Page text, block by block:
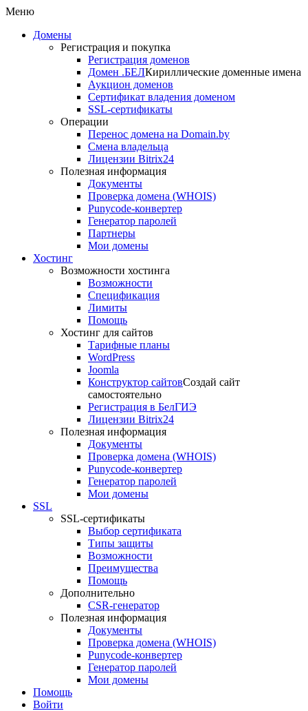
Меню
Домены
Регистрация и покупка
Регистрация доменов
Домен .БЕЛКириллические доменные имена
Аукцион доменов
Сертификат владения доменом
SSL-сертификаты
Операции
Перенос домена на Domain.by
Смена владельца
Лицензии Bitrix24
Полезная информация
Документы
Проверка домена (WHOIS)
Punycode-конвертер
Генератор паролей
Партнеры
Мои домены
Хостинг
Возможности хостинга
Возможности
Спецификация
Лимиты
Помощь
Хостинг для сайтов
Тарифные планы
WordPress
Joomla
Конструктор сайтовСоздай сайт
самостоятельно
Регистрация в БелГИЭ
Лицензии Bitrix24
Полезная информация
Документы
Проверка домена (WHOIS)
Punycode-конвертер
Генератор паролей
Мои домены
SSL
SSL-сертификаты
Выбор сертификата
Типы защиты
Возможности
Преимущества
Помощь
Дополнительно
CSR-генератор
Полезная информация
Документы
Проверка домена (WHOIS)
Punycode-конвертер
Генератор паролей
Мои домены
Помощь
Войти